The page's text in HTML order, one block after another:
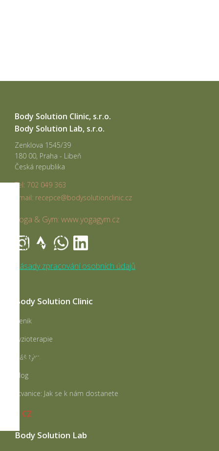
Body Solution Clinic, s.r.o.
Body Solution Lab, s.r.o.
Zenklova 1545/39
180 00, Praha - Libeň
Česká republika
Tel: 702 049 363
email: recepce@bodysolutionclinic.cz
Yoga & Gym: www.yogagym.cz
Zásady zpracování osobních údajů
Body Solution Clinic
Ceník
Fyzioterapie
Náš tým
Blog
Štvanice: Jak se k nám dostanete
Body Solution Lab
SPORTOVNÍ
MEDICÍNA
NÁŠ
CENÍK
CZ